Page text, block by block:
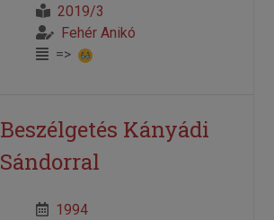
2019/3
Fehér Anikó
=>
Beszélgetés Kányádi
Sándorral
1994